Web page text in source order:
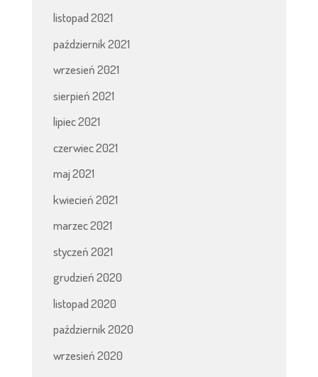
listopad 2021
październik 2021
wrzesień 2021
sierpień 2021
lipiec 2021
czerwiec 2021
maj 2021
kwiecień 2021
marzec 2021
styczeń 2021
grudzień 2020
listopad 2020
październik 2020
wrzesień 2020